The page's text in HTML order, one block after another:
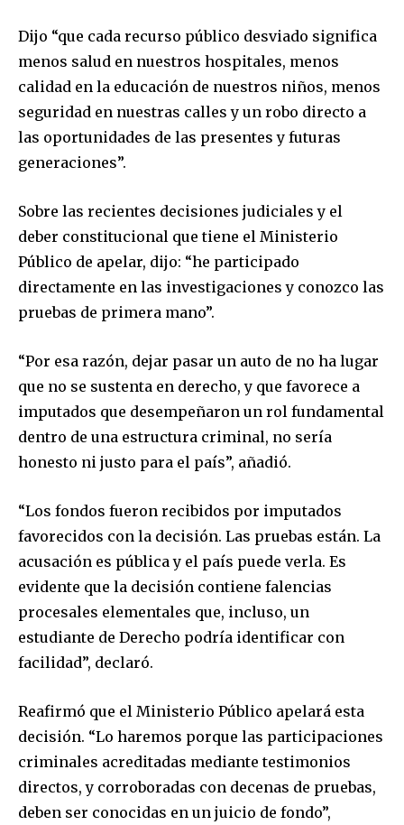
Dijo “que cada recurso público desviado significa
menos salud en nuestros hospitales, menos
calidad en la educación de nuestros niños, menos
seguridad en nuestras calles y un robo directo a
las oportunidades de las presentes y futuras
generaciones”.
Sobre las recientes decisiones judiciales y el
deber constitucional que tiene el Ministerio
Público de apelar, dijo: “he participado
directamente en las investigaciones y conozco las
pruebas de primera mano”.
“Por esa razón, dejar pasar un auto de no ha lugar
que no se sustenta en derecho, y que favorece a
imputados que desempeñaron un rol fundamental
dentro de una estructura criminal, no sería
honesto ni justo para el país”, añadió.
“Los fondos fueron recibidos por imputados
favorecidos con la decisión. Las pruebas están. La
acusación es pública y el país puede verla. Es
evidente que la decisión contiene falencias
procesales elementales que, incluso, un
estudiante de Derecho podría identificar con
facilidad”, declaró.
Reafirmó que el Ministerio Público apelará esta
decisión. “Lo haremos porque las participaciones
criminales acreditadas mediante testimonios
directos, y corroboradas con decenas de pruebas,
deben ser conocidas en un juicio de fondo”,